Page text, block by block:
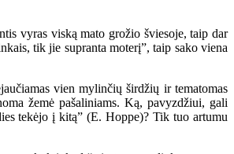
vyras viską mato grožio šviesoje, taip dar
tik jie supranta moterį”, taip sako viena
vien mylinčių širdžių ir tematomas
žemė pašaliniams. Ką, pavyzdžiui, gali
tekėjo į kitą” (E. Hoppe)? Tik tuo artumu